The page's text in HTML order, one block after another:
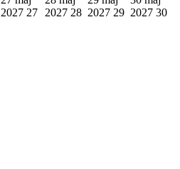
2027 27
2027 28 2027 29 2027 30